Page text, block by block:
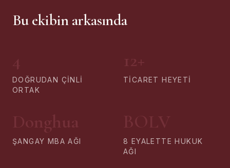
Bu ekibin arkasında
4
DOĞRUDAN ÇINLI
ORTAK
12+
TICARET HEYETI
Donghua
ŞANGAY MBA AĞI
BOLV
8 EYALETTE HUKUK
AĞI